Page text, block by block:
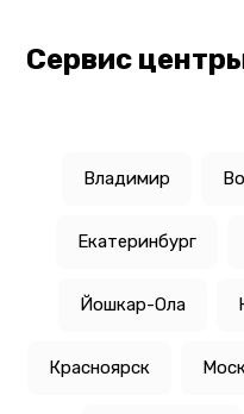
Сервис
Владимир
Екатеринбург
Йошкар-Ола
Красноярск